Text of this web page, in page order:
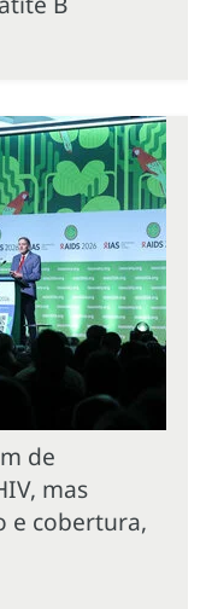
de
mas
e cobertura,